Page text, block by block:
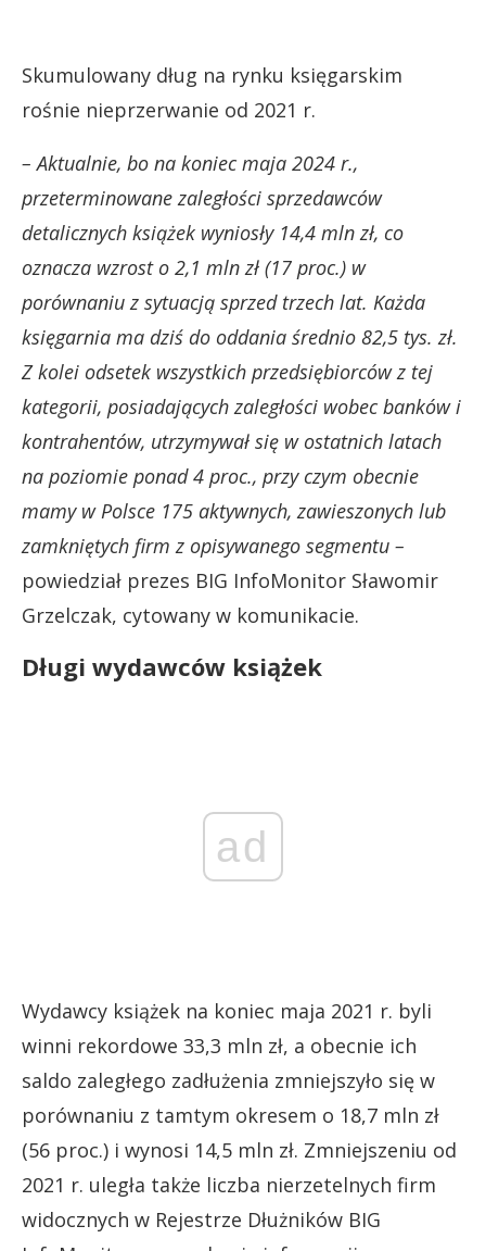
Skumulowany dług na rynku księgarskim
rośnie nieprzerwanie od 2021 r.
– Aktualnie, bo na koniec maja 2024 r.,
przeterminowane zaległości sprzedawców
detalicznych książek wyniosły 14,4 mln zł, co
oznacza wzrost o 2,1 mln zł (17 proc.) w
porównaniu z sytuacją sprzed trzech lat. Każda
księgarnia ma dziś do oddania średnio 82,5 tys. zł.
Z kolei odsetek wszystkich przedsiębiorców z tej
kategorii, posiadających zaległości wobec banków i
kontrahentów, utrzymywał się w ostatnich latach
na poziomie ponad 4 proc., przy czym obecnie
mamy w Polsce 175 aktywnych, zawieszonych lub
zamkniętych firm z opisywanego segmentu –
powiedział prezes BIG InfoMonitor Sławomir
Grzelczak, cytowany w komunikacie.
Długi wydawców książek
ad
Wydawcy książek na koniec maja 2021 r. byli
winni rekordowe 33,3 mln zł, a obecnie ich
saldo zaległego zadłużenia zmniejszyło się w
porównaniu z tamtym okresem o 18,7 mln zł
(56 proc.) i wynosi 14,5 mln zł. Zmniejszeniu od
2021 r. uległa także liczba nierzetelnych firm
widocznych w Rejestrze Dłużników BIG